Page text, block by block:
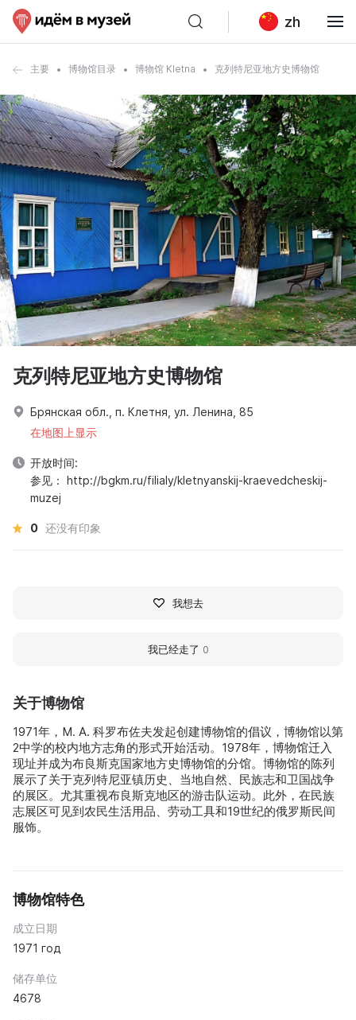
zh
主要 博物馆目录 博物馆 Kletna 克列特尼亚地方史博物馆
关于博物馆
1971年，M. A. 科罗布佐夫发起创建博物馆的倡议，博物馆以第
2中学的校内地方志角的形式开始活动。1978年，博物馆迁入
现址并成为布良斯克国家地方史博物馆的分馆。博物馆的陈列
展示了关于克列特尼亚镇历史、当地自然、民族志和卫国战争
的展区。尤其重视布良斯克地区的游击队运动。此外，在民族
志展区可见到农民生活用品、劳动工具和19世纪的俄罗斯民间
服饰。
博物馆特色
成立日期
1971 год
储存单位
4678
克列特尼亚地方史博物馆
Брянская обл., п. Клетня, ул. Ленина, 85
在地图上显示
开放时间:
参见： http://bgkm.ru/filialy/kletnyanskij-kraevedcheskij-
muzej
0 还没有印象
我想去
我已经走了 0